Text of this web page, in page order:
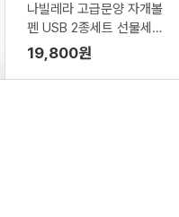
나빌레라 고급문양 자개볼
펜 USB 2종세트 선물세트
외국인선물 (8B~32GB)
19,800원